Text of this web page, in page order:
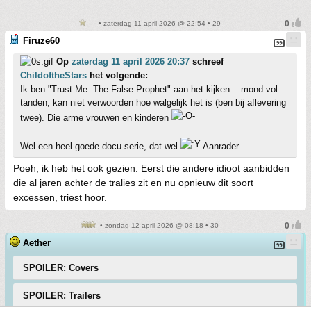
• zaterdag 11 april 2026 @ 22:54 • 29
Firuze60
Op zaterdag 11 april 2026 20:37 schreef
ChildoftheStars het volgende:
Ik ben "Trust Me: The False Prophet" aan het kijken... mond vol
tanden, kan niet verwoorden hoe walgelijk het is (ben bij aflevering
twee). Die arme vrouwen en kinderen
Wel een heel goede docu-serie, dat wel Aanrader
Poeh, ik heb het ook gezien. Eerst die andere idioot aanbidden
die al jaren achter de tralies zit en nu opnieuw dit soort
excessen, triest hoor.
• zondag 12 april 2026 @ 08:18 • 30
Aether
SPOILER: Covers
SPOILER: Trailers